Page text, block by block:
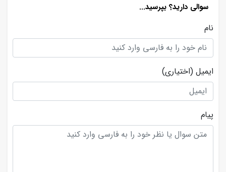
سوالی دارید؟ بپرسید...
نام
ایمیل (اختیاری)
پیام